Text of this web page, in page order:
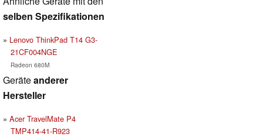
selben Spezifikationen
Lenovo ThinkPad T14 G3-
21CF004NGE
Radeon 680M
Geräteanderer
Hersteller
Acer TravelMate P4
TMP414-41-R923